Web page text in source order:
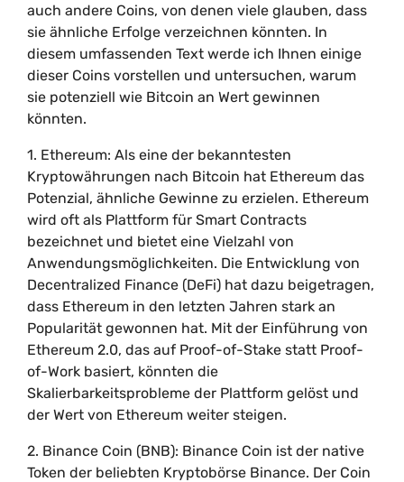
auch andere Coins, von denen viele glauben, dass
sie ähnliche Erfolge verzeichnen könnten. In
diesem umfassenden Text werde ich Ihnen einige
dieser Coins vorstellen und untersuchen, warum
sie potenziell wie Bitcoin an Wert gewinnen
könnten.
1. Ethereum: Als eine der bekanntesten
Kryptowährungen nach Bitcoin hat Ethereum das
Potenzial, ähnliche Gewinne zu erzielen. Ethereum
wird oft als Plattform für Smart Contracts
bezeichnet und bietet eine Vielzahl von
Anwendungsmöglichkeiten. Die Entwicklung von
Decentralized Finance (DeFi) hat dazu beigetragen,
dass Ethereum in den letzten Jahren stark an
Popularität gewonnen hat. Mit der Einführung von
Ethereum 2.0, das auf Proof-of-Stake statt Proof-
of-Work basiert, könnten die
Skalierbarkeitsprobleme der Plattform gelöst und
der Wert von Ethereum weiter steigen.
2. Binance Coin (BNB): Binance Coin ist der native
Token der beliebten Kryptobörse Binance. Der Coin